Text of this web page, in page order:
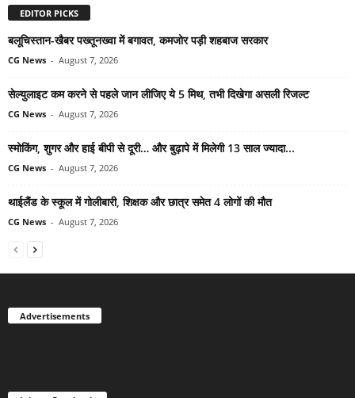
EDITOR PICKS
बलूचिस्तान-खैबर पख्तूनख्वा में बगावत, कमजोर पड़ी शहबाज सरकार
CG News - August 7, 2026
सेल्युलाइट कम करने से पहले जान लीजिए ये 5 मिथ, तभी दिखेगा असली रिजल्ट
CG News - August 7, 2026
स्मोकिंग, शुगर और हाई बीपी से दूरी… और बुढ़ापे में मिलेगी 13 साल ज्यादा...
CG News - August 7, 2026
थाईलैंड के स्कूल में गोलीबारी, शिक्षक और छात्र समेत 4 लोगों की मौत
CG News - August 7, 2026
Advertisements